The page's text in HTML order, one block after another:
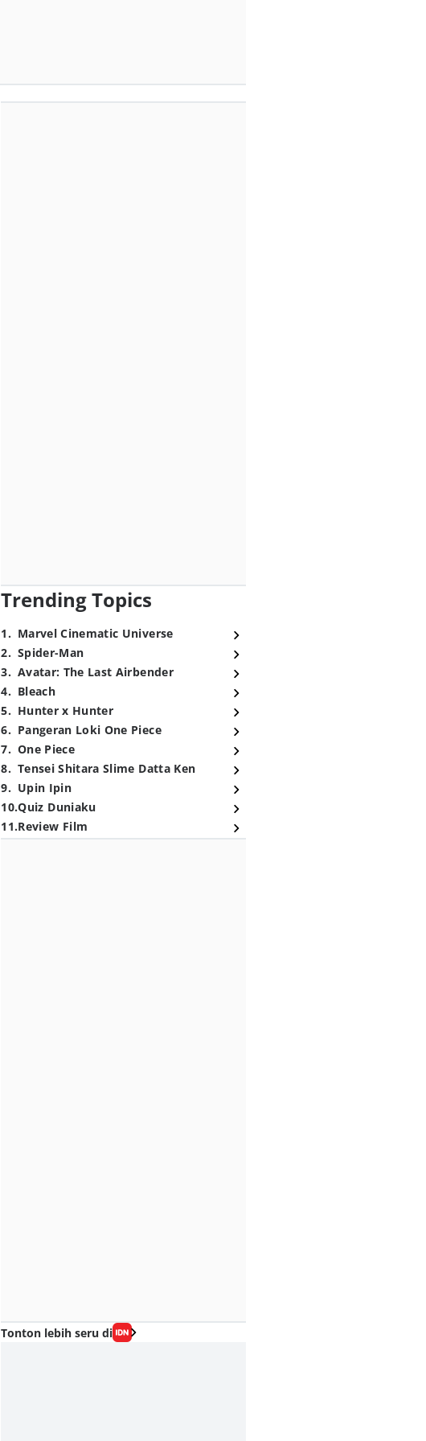
Trending Topics
1. Marvel Cinematic Universe
2. Spider-Man
3. Avatar: The Last Airbender
4. Bleach
5. Hunter x Hunter
6. Pangeran Loki One Piece
7. One Piece
8. Tensei Shitara Slime Datta Ken
9. Upin Ipin
10.Quiz Duniaku
11.Review Film
Tonton lebih seru di